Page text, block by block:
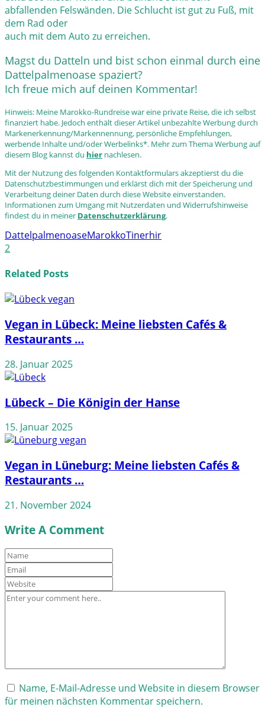
abfallenden Felswänden. Die Schlucht ist gut zu Fuß, mit
dem Rad oder
auch mit dem Auto zu erreichen.
Magst du Datteln und bist schon einmal durch eine
Dattelpalmenoase spaziert?
Ich freue mich auf deinen Kommentar!
Hinweis: Meine Marokko-Rundreise war eine private Reise, die ich selbst
finanziert habe. Jedoch enthält dieser Artikel unbezahlte Werbung durch
Markenerkennung/Markennennung, persönliche Empfehlungen,
werbende Inhalte und/oder Werbelinks*. Mehr zum Thema Werbung auf
diesem Blog kannst du hier nachlesen.
Mit der Nutzung des folgenden Kontaktformulars akzeptierst du die
Datenschutzbestimmungen und erklärst dich mit der Speicherung und
Verarbeitung deiner Daten durch diese Website einverstanden.
Informationen zum Umgang mit Nutzerdaten und Widerrufshinweise
findest du in meiner Datenschutzerklärung.
DattelpalmenoaseMarokkoTinerhir
2
Related Posts
Vegan in Lübeck: Meine liebsten Cafés &
Restaurants …
28. Januar 2025
Lübeck – Die Königin der Hanse
15. Januar 2025
Vegan in Lüneburg: Meine liebsten Cafés &
Restaurants …
21. November 2024
Write A Comment
Name, E-Mail-Adresse und Website in diesem Browser
für meinen nächsten Kommentar speichern.